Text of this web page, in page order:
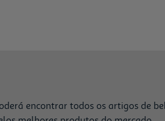
encontrar todos os artigos de